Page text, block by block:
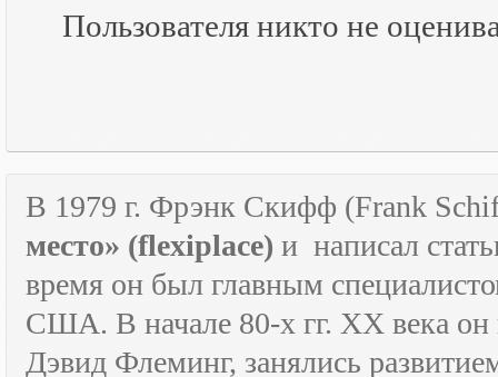
Пользователя никто не
В 1979 г. Фрэнк Скифф (Frank
место» (flexiplace) и написал
время он был главным
США. В начале 80-х гг. XX века
Дэвид Флеминг, занялись